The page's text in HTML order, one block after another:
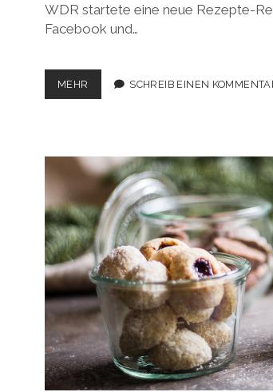
WDR startete eine neue Rezepte-
Facebook und…
MEHR
BESUCH
HEIMATHÄPPCHEN
SCHREIB EINEN